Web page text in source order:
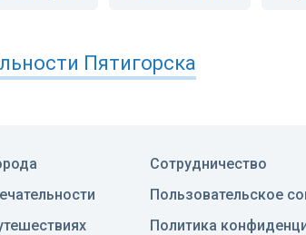
Пятигорска
Сотрудничество
Пользовательское
Политика